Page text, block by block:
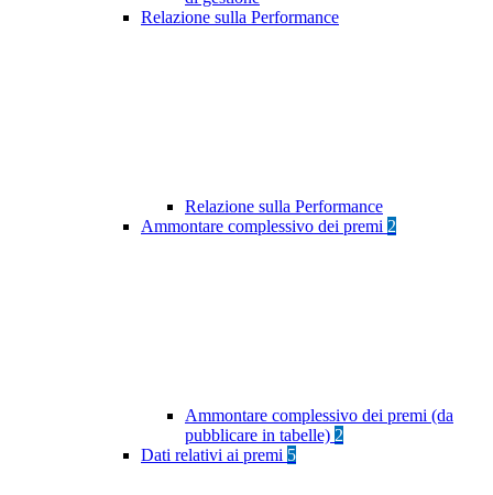
Relazione sulla Performance
Relazione sulla Performance
Ammontare complessivo dei premi 2
Ammontare complessivo dei premi (da
pubblicare in tabelle) 2
Dati relativi ai premi 5